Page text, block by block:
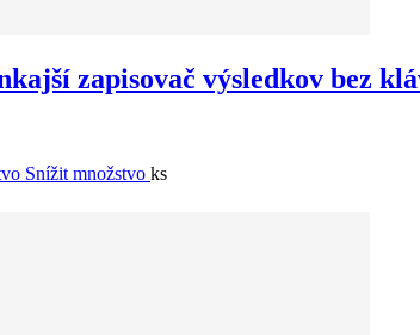
zapisovač výsledkov bez
Snížit množstvo ks